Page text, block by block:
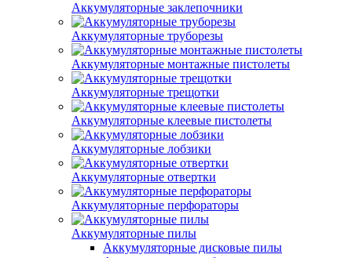
Аккумуляторные заклепочники
Аккумуляторные труборезы
Аккумуляторные монтажные пистолеты
Аккумуляторные трещотки
Аккумуляторные клеевые пистолеты
Аккумуляторные лобзики
Аккумуляторные отвертки
Аккумуляторные перфораторы
Аккумуляторные пилы
Аккумуляторные дисковые пилы